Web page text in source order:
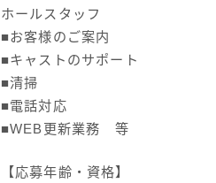
ホールスタッフ
■お客様のご案内
■キャストのサポート
■清掃
■電話対応
■WEB更新業務 等
【応募年齢・資格】